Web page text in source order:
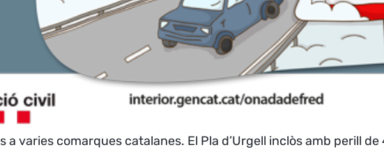
a varies comarques catalanes. El Pla d’Urgell inclòs amb perill de